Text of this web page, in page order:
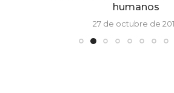
humanos
27 de octubre de